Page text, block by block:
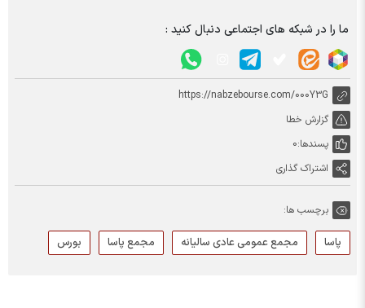
ما را در شبکه های اجتماعی دنبال کنید :
https://nabzebourse.com/000Y3G
گزارش خطا
پسندها:0
اشتراک گذاری
برچسب ها:
پاسا مجمع عمومی عادی سالیانه مجمع پاسا بورس